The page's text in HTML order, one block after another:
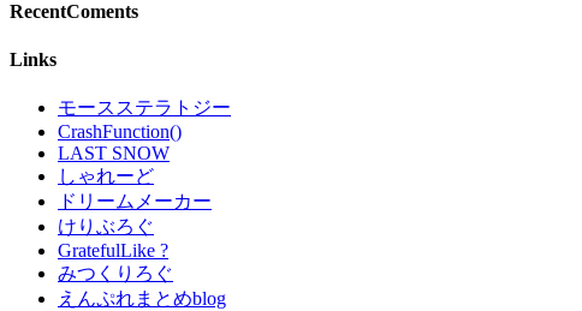
RecentComents
Links
モースステラトジー
CrashFunction()
LAST SNOW
しゃれーど
ドリームメーカー
けりぶろぐ
GratefulLike ?
みつくりろぐ
えんぷれまとめblog